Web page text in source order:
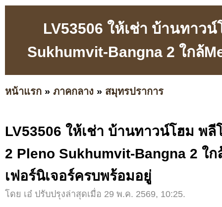
LV53506 ให้เช่า บ้านทาว
Sukhumvit-Bangna 2 ใกล้
หน้าแรก » ภาคกลาง » สมุทรปราการ
LV53506 ให้เช่า บ้านทาวน์โฮม พ
2 Pleno Sukhumvit-Bangna 2 ใก
เฟอร์นิเจอร์ครบพร้อมอยู่
โดย เอ๋ ปรับปรุงล่าสุดเมื่อ 29 พ.ค. 2569, 10:25.